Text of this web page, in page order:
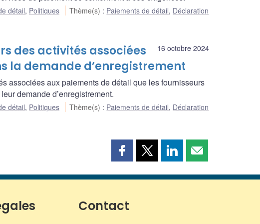
détail, Politiques Thème(s) : Paiements de détail, Déclaration
16 octobre 2024
des activités associées
la demande d’enregistrement
associées aux paiements de détail que les fournisseurs
demande d’enregistrement.
détail, Politiques Thème(s) : Paiements de détail, Déclaration
Partager
page
Facebook
Partager
page
Partager
page
Partager
page
Contact